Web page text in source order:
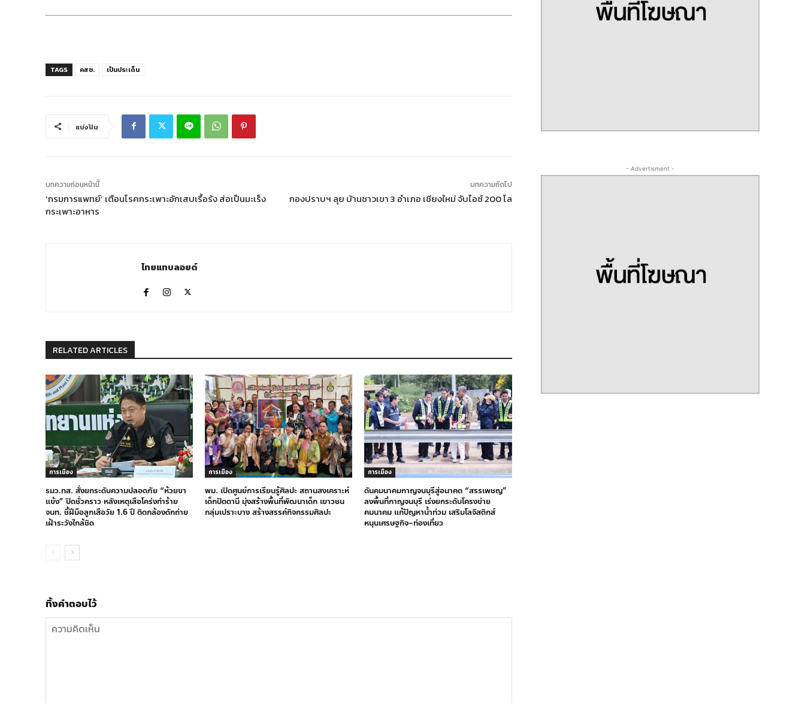
TAGS คสช. เป็นประเด็น
แบ่งปัน
บทความก่อนหน้านี้
‘กรมการแพทย์’ เตือนโรคกระเพาะอักเสบเรื้อรัง ส่อเป็นมะเร็ง
กระเพาะอาหาร
บทความถัดไป
กองปราบฯ ลุย บ้านชาวเขา 3 อำเภอ เชียงใหม่ จับไอซ์ 200 โล
ไทยแทบลอยด์
RELATED ARTICLES
การเมือง
รมว.ทส. สั่งยกระดับความปลอดภัย “ห้วยขา
แข้ง” ปิดชั่วคราว หลังเหตุเสือโคร่งทำร้าย
จนท. ชี้ฝีมือลูกเสือวัย 1.6 ปี ติดกล้องดักถ่าย
เฝ้าระวังใกล้ชิด
การเมือง
พม. เปิดศูนย์การเรียนรู้ศิลปะ สถานสงเคราะห์
เด็กปัตตานี มุ่งสร้างพื้นที่พัฒนาเด็ก เยาวชน
กลุ่มเปราะบาง สร้างสรรค์กิจกรรมศิลปะ
การเมือง
ดันคมนาคมกาญจนบุรีสู่อนาคต “สรรเพชญ”
ลงพื้นที่กาญจนบุรี เร่งยกระดับโครงข่าย
คมนาคม แก้ปัญหาน้ำท่วม เสริมโลจิสติกส์
หนุนเศรษฐกิจ–ท่องเที่ยว
ทิ้งคำตอบไว้
- Advertisment -